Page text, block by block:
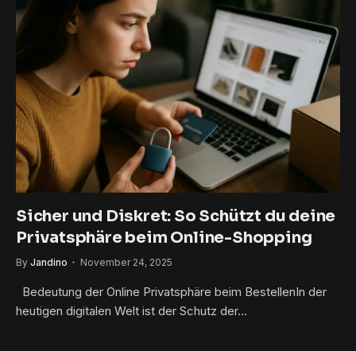
Sicher und Diskret: So Schützt du deine
Privatsphäre beim Online-Shopping
By Jandino November 24, 2025
Bedeutung der Online Privatsphäre beim BestellenIn der
heutigen digitalen Welt ist der Schutz der…